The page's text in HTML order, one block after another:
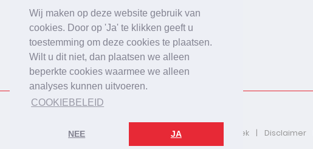
Wij maken op deze website gebruik van
cookies. Door op 'Ja' te klikken geeft u
toestemming om deze cookies te plaatsen.
Wilt u dit niet, dan plaatsen we alleen
beperkte cookies waarmee we alleen
analyses kunnen uitvoeren.
COOKIEBELEID
NEE JA
bevorderen van beleidsonderzoek,
uitgevoerd in opdracht van
beleidsinstanties, uitvoerende
organisaties en bedrijfsleven.
2026 © De Vereniging voor Beleidsonderzoek Disclaimer